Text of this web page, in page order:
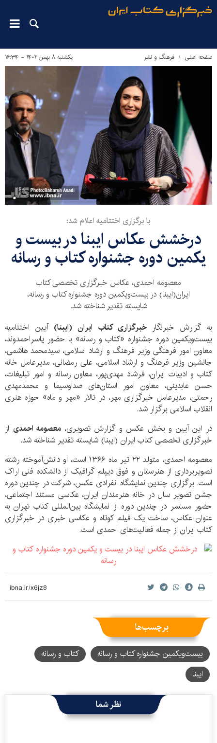
صفحه اصلی فرهنگ و نشر یکشنبه ۸ بهمن ۱۴۰۲ - ۱۶:۳۴
با برگزاری اختتامیه اعلام شد؛
درخشش عکاس ایبنا در بیست و
یکمین دوره جشنواره کتاب و رسانه
معصومه احمدی، عکاس خبرگزاری تخصصی کتاب
ایران‌(ایبنا) در بیست‌ویکمین دوره جشنواره کتاب و رسانه،
شایسته تقدیر شناخته شد.
به گزارش خبرنگار خبرگزاری کتاب ایران (ایبنا) آیین اختتامیه
بیست‌ویکمین دوره جشنواره «کتاب و رسانه» با حضور یاسراحمدوند،
معاون امور فرهنگی وزیر فرهنگ و ارشاد اسلامی، سیدمحمد هاشمی،
جانشین وزیر فرهنگ و ارشاد اسلامی، علی رمضانی، مدیرعامل خانه
کتاب و ادبیات ایران، فرشاد مهدی‌پور، معاون رسانه و امور تبلیغات،
حسن عابدینی، معاون امور استان‌های صداوسیما و محمدمهدی
رحمتی، مدیرعامل خبرگزاری مهر، در تالار «مهر و ماه» حوزه هنری
انقلاب اسلامی برگزار شد.
در این آیین و بخش عکس و گزارش تصویری، معصومه احمدی از
خبرگزاری تخصصی کتاب ایران (ایبنا) شایسته تقدیر شناخته شد.
معصومه احمدی، متولد ۲۲ تیر ماه ۱۳۶۶ است، او دانش‌آموخته رشته
تصویربرداری از هنرستان و فوق دیپلم گرافیک از دانشکده فنی اراک
است. برگزاری چندین نمایشگاه انفرادی عکس، شرکت در چندین دوره
جشن تصویر سال در خانه هنرمندان ایران، عکاسی مستند اجتماعی،
حضور مستمر در چندین دوره از نمایشگاه بین‌المللی کتاب تهران به
عنوان عکاس، ساخت یک فیلم کوتاه و عکاسی خبری در خبرگزاری
کتاب ایران از جمله فعالیت‌های احمدی است.
برچسب‌ها
بیست‌ویکمین جشنواره کتاب و رسانه
کتاب و رسانه
ایبنا
نظر شما